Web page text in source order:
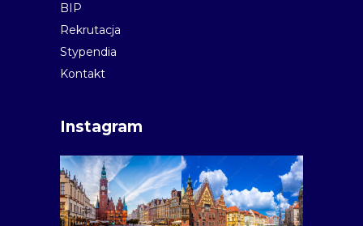
BIP
Rekrutacja
Stypendia
Kontakt
Instagram